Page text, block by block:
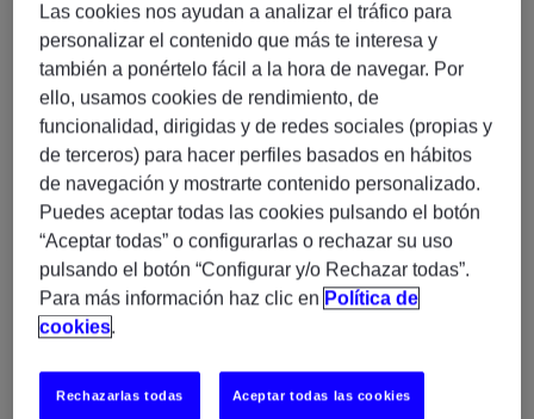
sector de servicios externalizados para la banca?
Únete a un equipo dinámico y en constante
crecimiento, donde podrás desarrollar tu carrera
profesional en un entorno innovador y colaborativo.
Nuestra compañía se especializa en ofrecer
soluciones de alta calidad a instituciones financieras,
ayudándolas a optimizar sus procesos y mejorar la
experiencia de sus clientes. Si tienes pasión por la
gestión de servicios y deseas marcar la diferencia en
el sector financiero, esta es tu oportunidad.
Responsabilidades principales:
Gestionar y supervisar los servicios BPO
Las cookies nos ayudan a analizar el tráfico para
personalizar el contenido que más te interesa y
también a ponértelo fácil a la hora de navegar. Por
ello, usamos cookies de rendimiento, de
funcionalidad, dirigidas y de redes sociales (propias y
de terceros) para hacer perfiles basados en hábitos
de navegación y mostrarte contenido personalizado.
Puedes aceptar todas las cookies pulsando el botón
“Aceptar todas” o configurarlas o rechazar su uso
pulsando el botón “Configurar y/o Rechazar todas”.
Para más información haz clic en Política de
cookies.
Rechazarlas todas Aceptar todas las cookies